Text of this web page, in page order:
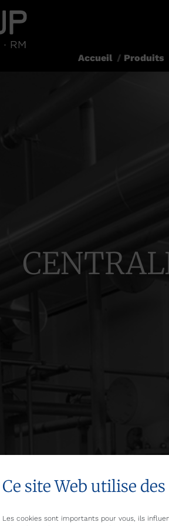
Ce site Web utilise
Les cookies sont importants pour vous, ils
Vous êtes ici :
Accueil Produits